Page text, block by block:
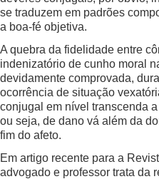
se traduzem em padrões
a boa-fé objetiva.
A quebra da fidelidade entre
indenizatório de cunho moral
devidamente comprovada,
ocorrência de situação
conjugal em nível transcenda
ou seja, de dano vá além da
fim do afeto.
Em artigo recente para a
advogado e professor trata da